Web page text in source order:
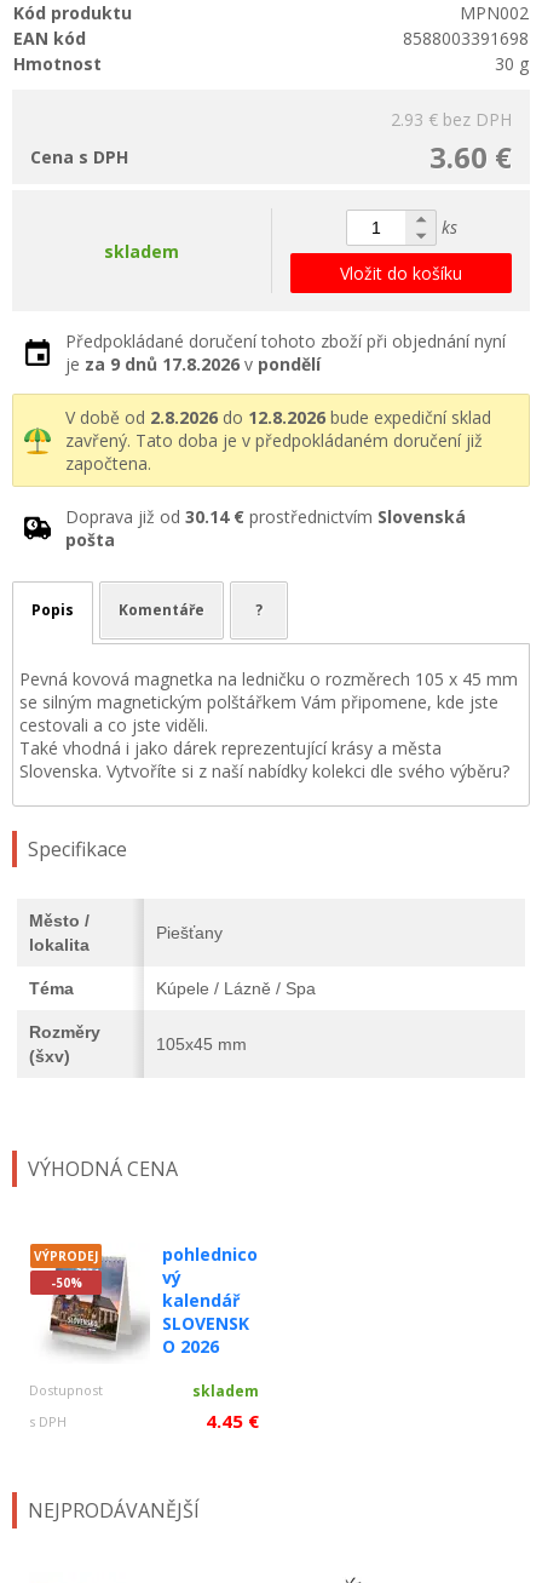
VÝHODNÁ CENA
VÝPRODEJ
-50%
pohlednico
vý
kalendář
SLOVENSK
O 2026
Dostupnost skladem
s DPH 4.45 €
Kód produktu
MPN002
EAN kód
8588003391698
Hmotnost
30 g
2.93 € bez DPH
3.60 €
Cena s DPH
skladem
ks
Vložit do košíku
Předpokládané doručení tohoto zboží při objednání nyní
je za 9 dnů 17.8.2026 v pondělí
V době od 2.8.2026 do 12.8.2026 bude expediční sklad
zavřený. Tato doba je v předpokládaném doručení již
započtena.
Doprava již od 30.14 € prostřednictvím Slovenská
pošta
Popis Komentáře ?
Pevná kovová magnetka na ledničku o rozměrech 105 x 45 mm
se silným magnetickým polštářkem Vám připomene, kde jste
cestovali a co jste viděli.
Také vhodná i jako dárek reprezentující krásy a města
Slovenska. Vytvoříte si z naší nabídky kolekci dle svého výběru?
Specifikace
Město /
lokalita
Piešťany
Téma Kúpele / Lázně / Spa
Rozměry
(šxv)
105x45 mm
NEJPRODÁVANĚJŠÍ